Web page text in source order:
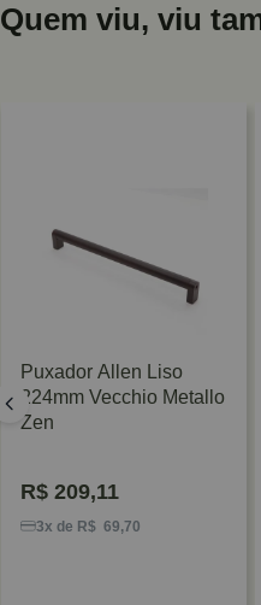
Quem viu, viu
Puxador Allen Liso
224mm Vecchio Metallo
Zen
R$209,11
3x de R$ 69,70